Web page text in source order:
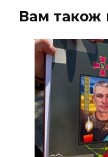
Вам також